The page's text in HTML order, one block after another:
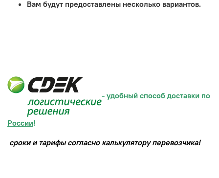
Вам будут предоставлены несколько вариантов.
- удобный способ доставки по
России!
сроки и тарифы согласно калькулятору перевозчика!